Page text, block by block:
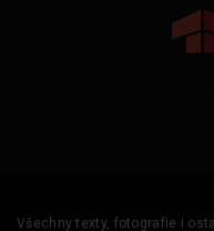
Všechny texty, fotografie i